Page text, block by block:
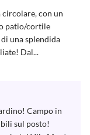
circolare, con un
patio/cortile
una splendida
Dal...
Campo in
sul posto!